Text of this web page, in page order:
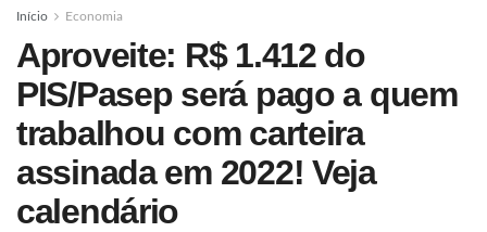
Início Economia
Aproveite: R$ 1.412 do
PIS/Pasep será pago a quem
trabalhou com carteira
assinada em 2022! Veja
calendário